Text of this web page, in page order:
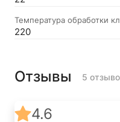
Температура обработки
220
Отзывы 5
4.6